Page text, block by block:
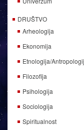
DRUŠTVO
Arheologija
Ekonomija
Etnologija/
Filozofija
Psihologija
Sociologija
Spiritualnost